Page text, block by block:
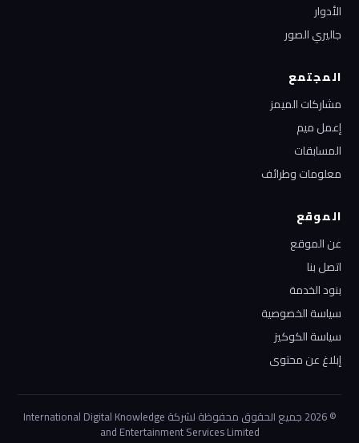
الأدوار
جاليري الصور
المجتمع
مشاركات الميمز
إعمل ميم
المسابقات
معلومات وطرائف
الموقع
عن الموقع
اتصل بنا
بنود الخدمة
سياسة الخصوصية
سياسة الكوكيز
إبلاغ عن محتوى
© 2026 جميع الحقوق محفوظة لشركة International Digital Knowledge
and Entertainment Services Limited